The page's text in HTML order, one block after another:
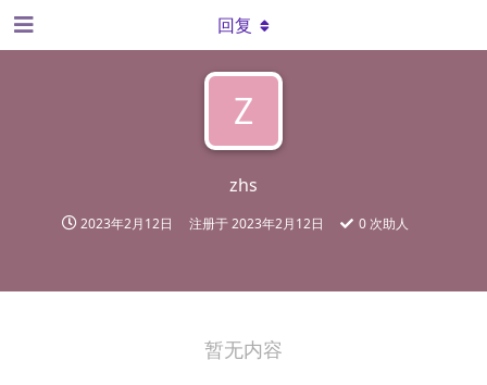
Z
zhs
2023年2月12日 注册于2023年2月12日 0 次助人
回复
暂无内容